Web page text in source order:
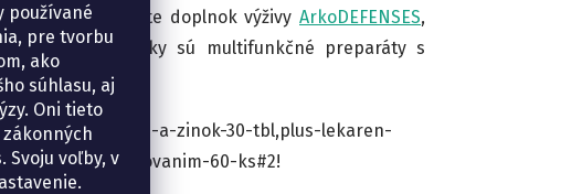
používané
pre tvorbu
ako
súhlasu, aj
Oni tieto
Svoju voľby, v
ADONAI nájdete doplnok výživy ArkoDEFENSES,
tieto doplnky sú multifunkčné preparáty s
tbl-vitamin-c--d-a-zinok-30-tbl,plus-lekaren-
uvolnovanim-60-ks#2!